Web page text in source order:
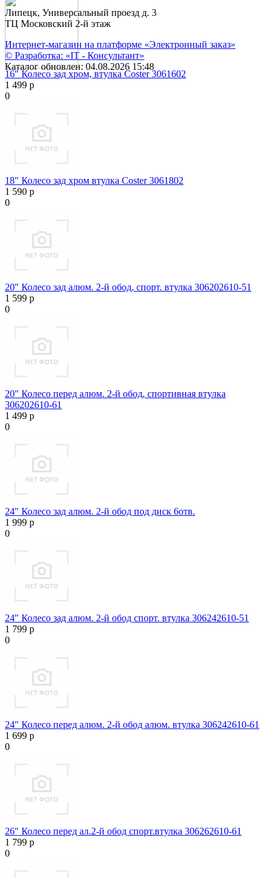
16" Колесо зад хром, втулка Coster 3061602
1 499 р
0
18" Колесо зад хром втулка Coster 3061802
1 590 р
0
20" Колесо зад алюм. 2-й обод, спорт. втулка 306202610-51
1 599 р
0
20" Колесо перед алюм. 2-й обод, спортивная втулка
306202610-61
1 499 р
0
24" Колесо зад алюм. 2-й обод под диск 6отв.
1 999 р
0
24" Колесо зад алюм. 2-й обод спорт. втулка 306242610-51
1 799 р
0
24" Колесо перед алюм. 2-й обод алюм. втулка 306242610-61
1 699 р
0
26" Колесо перед ал.2-й обод спорт.втулка 306262610-61
1 799 р
0
Липецк, Универсальный проезд д. 3
ТЦ Московский 2-й этаж
Интернет-магазин на платформе «Электронный заказ»
© Разработка: «IT - Консультант»
Каталог обновлен: 04.08.2026 15:48